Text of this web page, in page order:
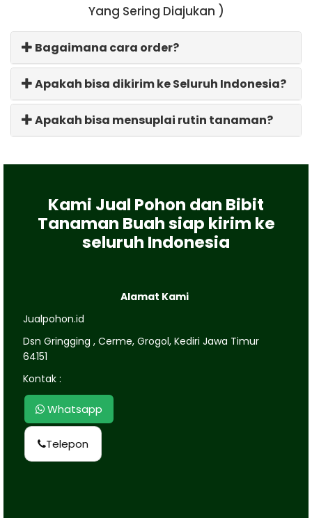
Yang Sering Diajukan )
Bagaimana cara order?
Apakah bisa dikirim ke Seluruh Indonesia?
Apakah bisa mensuplai rutin tanaman?
Kami Jual Pohon dan Bibit
Tanaman Buah siap kirim ke
seluruh Indonesia
Alamat Kami
Jualpohon.id
Dsn Gringging , Cerme, Grogol, Kediri Jawa Timur
64151
Kontak :
Whatsapp
Telepon